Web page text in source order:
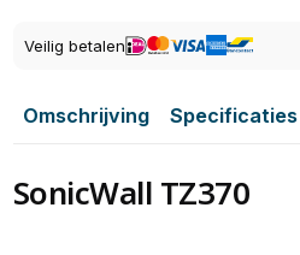
Veilig betalen
Omschrijving Specificaties
SonicWall TZ370